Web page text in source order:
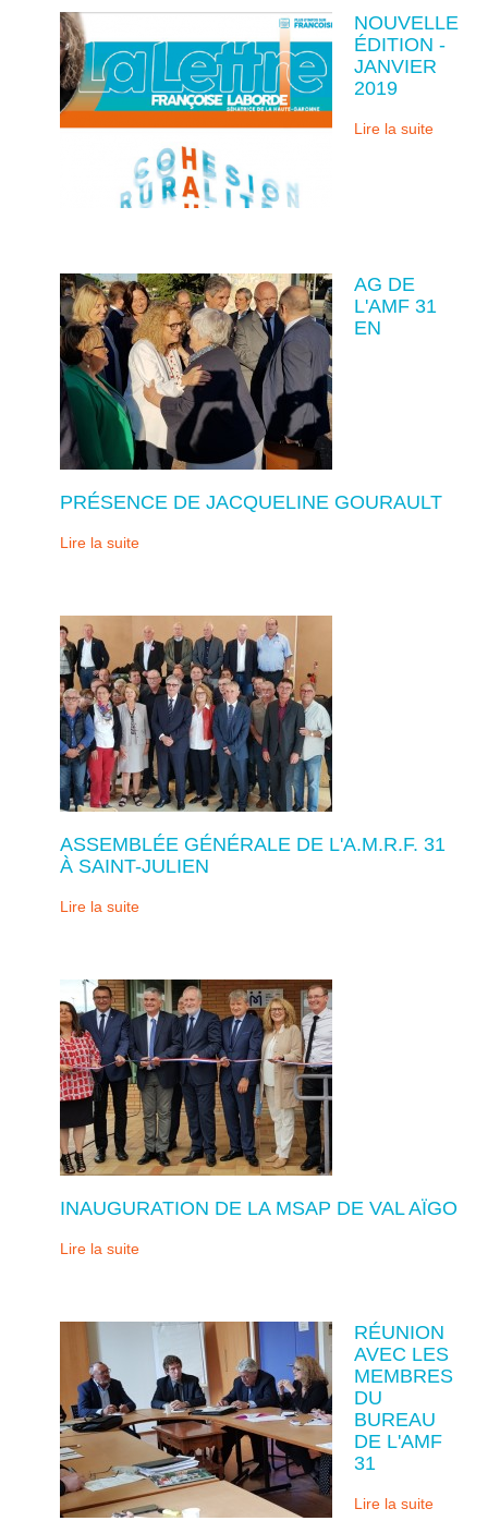
NOUVELLE
ÉDITION -
JANVIER
2019
Lire la suite
AG DE
L'AMF 31
EN
PRÉSENCE DE JACQUELINE GOURAULT
Lire la suite
ASSEMBLÉE GÉNÉRALE DE L'A.M.R.F. 31
À SAINT-JULIEN
Lire la suite
INAUGURATION DE LA MSAP DE VAL AÏGO
Lire la suite
RÉUNION
AVEC LES
MEMBRES
DU
BUREAU
DE L'AMF
31
Lire la suite